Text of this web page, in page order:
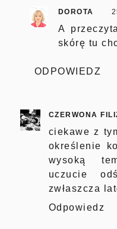
DOROTA
A
skórę tu
ODPOWIEDZ
CZERWONA
ciekawe z
określenie
wysoką
uczucie
zwłaszcza
Odpowiedz